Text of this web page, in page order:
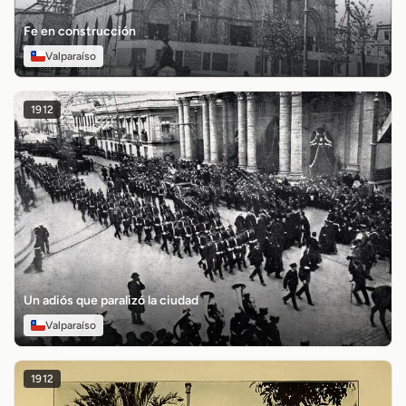
Fe en construcción
Valparaíso
1912
Un adiós que paralizó la ciudad
Valparaíso
1912